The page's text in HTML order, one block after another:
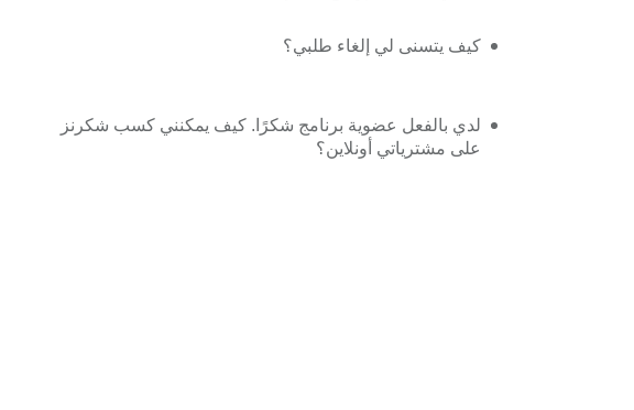
كيف يتسنى لي إلغاء طلبي؟
لدي بالفعل عضوية برنامج شكرًا. كيف يمكنني كسب شكرنز
على مشترياتي أونلاين؟